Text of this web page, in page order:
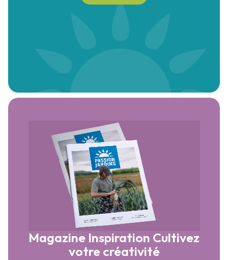
Magazine Inspiration Cultivez
votre créativité